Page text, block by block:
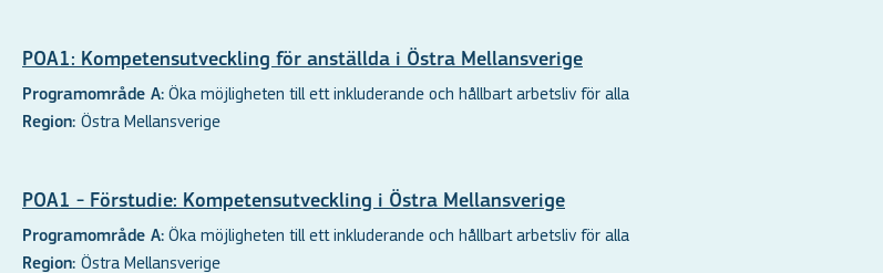
POA1: Kompetensutveckling för anställda i Östra Mellansverige
Programområde A: Öka möjligheten till ett inkluderande och hållbart arbetsliv för alla
Region: Östra Mellansverige
POA1 - Förstudie: Kompetensutveckling i Östra Mellansverige
Programområde A: Öka möjligheten till ett inkluderande och hållbart arbetsliv för alla
Region: Östra Mellansverige